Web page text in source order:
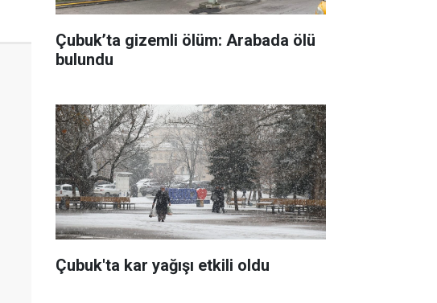
Çubuk’ta gizemli ölüm: Arabada ölü
bulundu
Çubuk'ta kar yağışı etkili oldu